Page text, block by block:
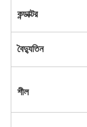
কন্ডাক্টর
বৈদ্যুতিন
শীল